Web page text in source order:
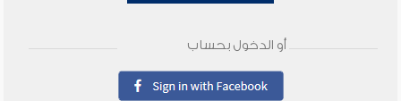
أو الدخول بحساب